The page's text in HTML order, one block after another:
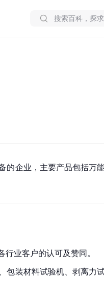
的企业，主要产品包括万
行业客户的认可及赞同。
包装材料试验机、剥离力